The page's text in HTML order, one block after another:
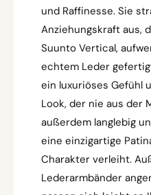
und Raffinesse. Sie
Anziehungskraft aus,
Suunto Vertical,
echtem Leder
ein luxuriöses Gefühl
Look, der nie aus der
außerdem langlebig
eine einzigartige
Charakter verleiht.
Lederarmbänder